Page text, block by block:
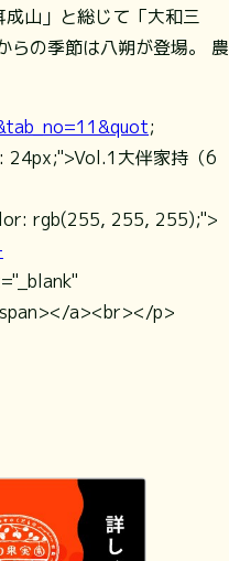
山」と総じて「大和三
らの季節は八朔が登場。 農
;
大伴家持（6
rgb(255, 255, 255);">
a><br></p>